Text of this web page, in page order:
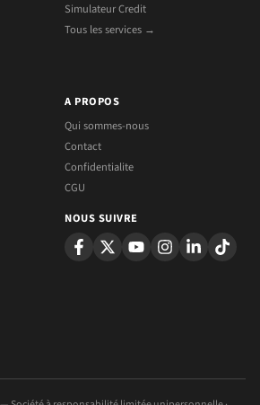
Simulateur Credit
Tous les services →
A PROPOS
Qui sommes-nous
Contact
Confidentialite
CGU
NOUS SUIVRE